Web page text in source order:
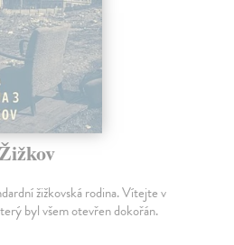
žižkovská rodina. Vítejte v
byl všem otevřen dokořán.